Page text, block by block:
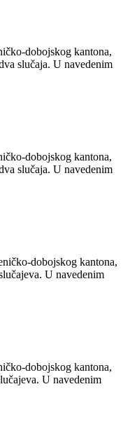
dobojskog kantona,
slučaja. U navedenim
dobojskog kantona,
slučaja. U navedenim
dobojskog kantona,
U navedenim
dobojskog kantona,
U navedenim